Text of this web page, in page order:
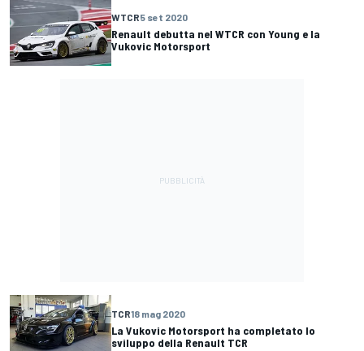
WTCR5 set 2020
Renault debutta nel WTCR con Young e la
Vukovic Motorsport
TCR18 mag 2020
La Vukovic Motorsport ha completato lo
sviluppo della Renault TCR